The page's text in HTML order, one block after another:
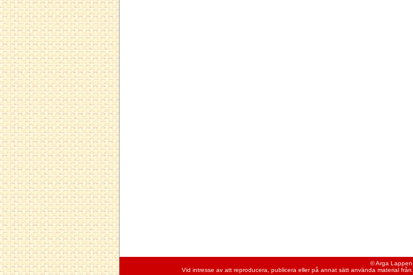
© Arga Lappen
Vid intresse av att reproducera, publicera eller på annat sätt använda material från